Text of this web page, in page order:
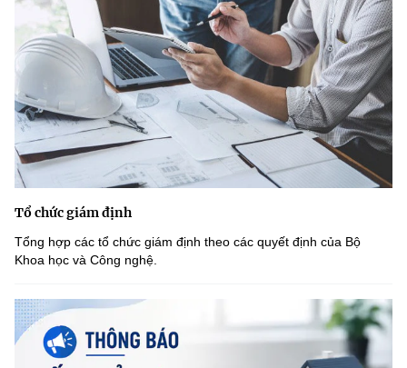
Tổ chức giám định
Tổng hợp các tổ chức giám định theo các quyết định của Bộ
Khoa học và Công nghệ.